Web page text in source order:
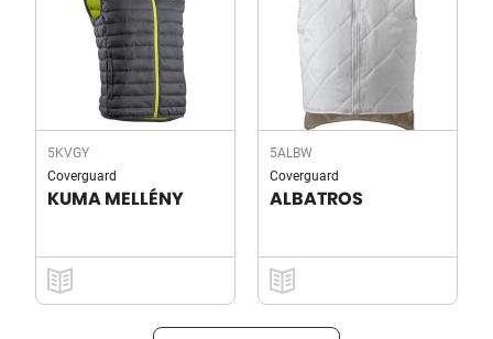
5KVGY
Coverguard
KUMA MELLÉNY
5ALBW
Coverguard
ALBATROS